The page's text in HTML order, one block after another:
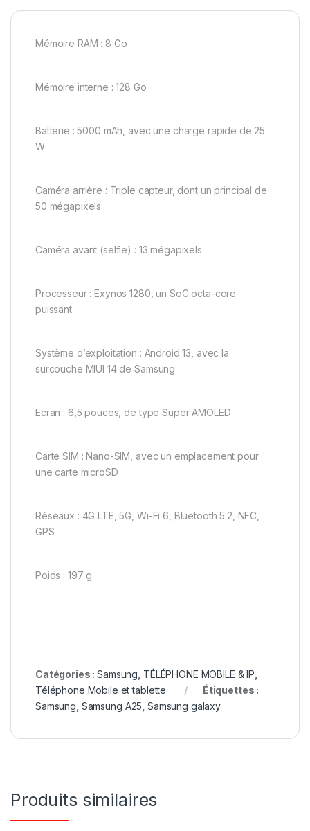
Mémoire RAM : 8 Go
Mémoire interne : 128 Go
Batterie : 5000 mAh, avec une charge rapide de 25
W
Caméra arrière : Triple capteur, dont un principal de
50 mégapixels
Caméra avant (selfie) : 13 mégapixels
Processeur : Exynos 1280, un SoC octa-core
puissant
Système d’exploitation : Android 13, avec la
surcouche MIUI 14 de Samsung
Ecran : 6,5 pouces, de type Super AMOLED
Carte SIM : Nano-SIM, avec un emplacement pour
une carte microSD
Réseaux : 4G LTE, 5G, Wi-Fi 6, Bluetooth 5.2, NFC,
GPS
Poids : 197 g
Catégories :Samsung TÉLÉPHONE MOBILE & IP
Téléphone Mobile et tablette
Étiquettes :
Samsung Samsung A25 Samsung galaxy
Produits similaires